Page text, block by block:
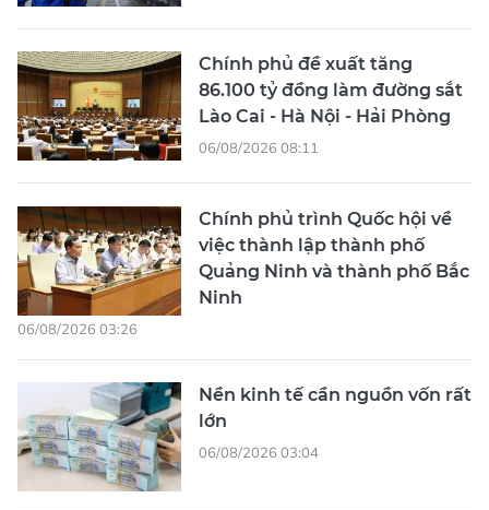
Chính phủ đề xuất tăng
86.100 tỷ đồng làm đường sắt
Lào Cai - Hà Nội - Hải Phòng
06/08/2026 08:11
Chính phủ trình Quốc hội về
việc thành lập thành phố
Quảng Ninh và thành phố Bắc
Ninh
06/08/2026 03:26
Nền kinh tế cần nguồn vốn rất
lớn
06/08/2026 03:04